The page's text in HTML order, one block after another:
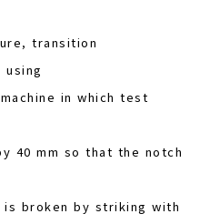
transition
in which test
40 mm so that the notch
broken by striking with